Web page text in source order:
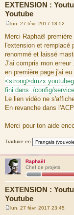
EXTENSION :
Youtube
s
s
g
e
lun. 27 févr. 2017 18:52
Merci Raphaël
l'extension et remplacé
renommé et laissé
J'ai compris mon
en première page j'ai
fini dans ./config/
Le lien vidéo ne
En revanche dans
Merci pour ton aide
Traduire en
Raphaël
Chef de projets
EXTENSION :
Youtube
lun. 27 févr. 2017 23:45